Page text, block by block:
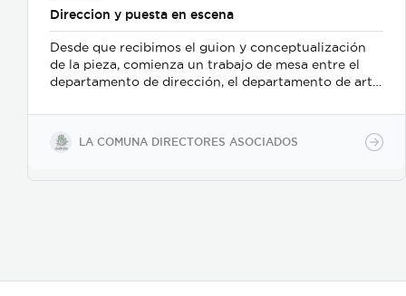
Direccion y puesta en escena
Desde que recibimos el guion y conceptualización
de la pieza, comienza un trabajo de mesa entre el
departamento de dirección, el departamento de arte,
buscamos reforzar la historia, nos centramos
fuertemente en la selección de casting, en el tono
para los actores con instrucciones claras, paletas de
LA COMUNA DIRECTORES ASOCIADOS